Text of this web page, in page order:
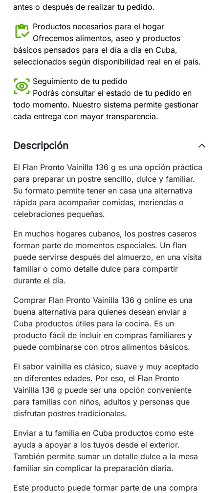
antes o después de realizar tu pedido.
Productos necesarios para el hogar
Ofrecemos alimentos, aseo y productos
básicos pensados para el día a día en Cuba,
seleccionados según disponibilidad real en el país.
Seguimiento de tu pedido
Podrás consultar el estado de tu pedido en
todo momento. Nuestro sistema permite gestionar
cada entrega con mayor transparencia.
Descripción
El Flan Pronto Vainilla 136 g es una opción práctica
para preparar un postre sencillo, dulce y familiar.
Su formato permite tener en casa una alternativa
rápida para acompañar comidas, meriendas o
celebraciones pequeñas.
En muchos hogares cubanos, los postres caseros
forman parte de momentos especiales. Un flan
puede servirse después del almuerzo, en una visita
familiar o como detalle dulce para compartir
durante el día.
Comprar Flan Pronto Vainilla 136 g online es una
buena alternativa para quienes desean enviar a
Cuba productos útiles para la cocina. Es un
producto fácil de incluir en compras familiares y
puede combinarse con otros alimentos básicos.
El sabor vainilla es clásico, suave y muy aceptado
en diferentes edades. Por eso, el Flan Pronto
Vainilla 136 g puede ser una opción conveniente
para familias con niños, adultos y personas que
disfrutan postres tradicionales.
Enviar a tu familia en Cuba productos como este
ayuda a apoyar a los tuyos desde el exterior.
También permite sumar un detalle dulce a la mesa
familiar sin complicar la preparación diaria.
Este producto puede formar parte de una compra